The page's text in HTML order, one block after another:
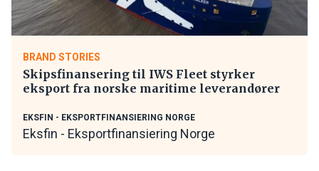
BRAND STORIES
Skipsfinansering til IWS Fleet styrker
eksport fra norske maritime leverandører
EKSFIN - EKSPORTFINANSIERING NORGE
Eksfin - Eksportfinansiering Norge